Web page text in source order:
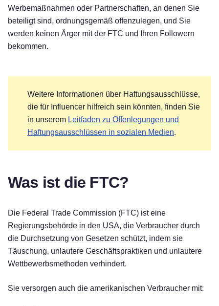
Werbemaßnahmen oder Partnerschaften, an denen Sie
beteiligt sind, ordnungsgemäß offenzulegen, und Sie
werden keinen Ärger mit der FTC und Ihren Followern
bekommen.
Weitere Informationen über Haftungsausschlüsse,
die für Influencer hilfreich sein könnten, finden Sie
in unserem Leitfaden zu Offenlegungen und
Haftungsausschlüssen in sozialen Medien.
Was ist die FTC?
Die Federal Trade Commission (FTC) ist eine
Regierungsbehörde in den USA, die Verbraucher durch
die Durchsetzung von Gesetzen schützt, indem sie
Täuschung, unlautere Geschäftspraktiken und unlautere
Wettbewerbsmethoden verhindert.
Sie versorgen auch die amerikanischen Verbraucher mit: